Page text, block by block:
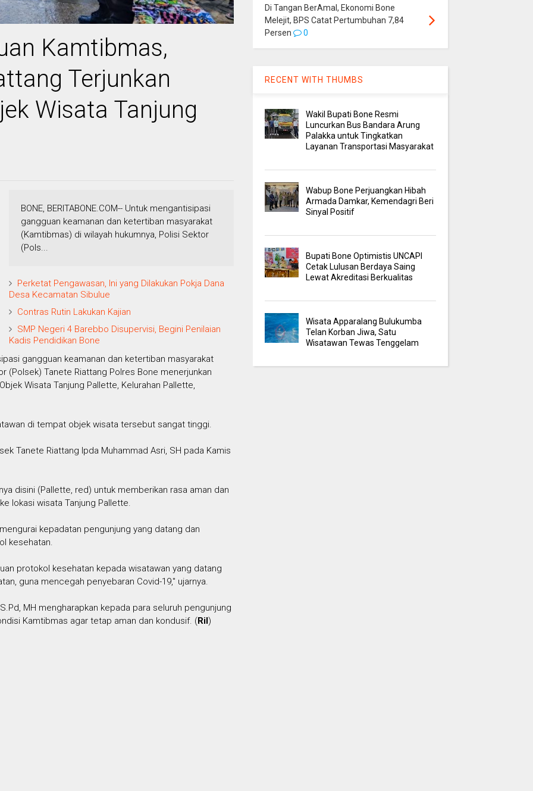
Kamtibmas,
Terjunkan
Wisata Tanjung
BONE, BERITABONE.COM-- Untuk mengantisipasi
gangguan keamanan dan ketertiban masyarakat
(Kamtibmas) di wilayah hukumnya, Polisi Sektor
(Pols...
Perketat Pengawasan, Ini yang Dilakukan Pokja Dana
Desa Kecamatan Sibulue
Contras Rutin Lakukan Kajian
SMP Negeri 4 Barebbo Disupervisi, Begini Penilaian
Kadis Pendidikan Bone
gangguan keamanan dan ketertiban masyarakat
(Polsek) Tanete Riattang Polres Bone menerjunkan
Wisata Tanjung Pallette, Kelurahan Pallette,
di tempat objek wisata tersebut sangat tinggi.
Tanete Riattang Ipda Muhammad Asri, SH pada Kamis
disini (Pallette, red) untuk memberikan rasa aman dan
lokasi wisata Tanjung Pallette.
kepadatan pengunjung yang datang dan
kesehatan.
protokol kesehatan kepada wisatawan yang datang
guna mencegah penyebaran Covid-19," ujarnya.
MH mengharapkan kepada para seluruh pengunjung
Kamtibmas agar tetap aman dan kondusif. ( Ril )
Di Tangan BerAmal, Ekonomi Bone
Melejit, BPS Catat Pertumbuhan 7,84
Persen
0
RECENT WITH THUMBS
Wakil Bupati Bone Resmi
Luncurkan Bus Bandara Arung
Palakka untuk Tingkatkan
Layanan Transportasi Masyarakat
Wabup Bone Perjuangkan Hibah
Armada Damkar, Kemendagri Beri
Sinyal Positif
Bupati Bone Optimistis UNCAPI
Cetak Lulusan Berdaya Saing
Lewat Akreditasi Berkualitas
Wisata Apparalang Bulukumba
Telan Korban Jiwa, Satu
Wisatawan Tewas Tenggelam